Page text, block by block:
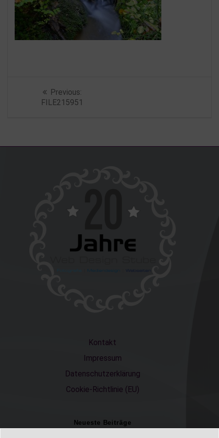
Beitragsnavigation
Previous:Previous
post:
FILE215951
Kontakt
Impressum
Datenschutzerklärung
Cookie-Richtlinie (EU)
Neueste Beiträge